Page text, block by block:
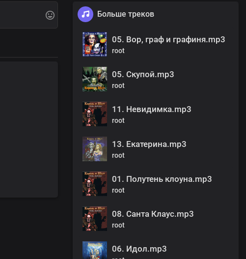
Больше треков
05. Вор, граф и графиня.mp3
root
05. Скупой.mp3
root
11. Невидимка.mp3
root
13. Екатерина.mp3
root
01. Полутень клоуна.mp3
root
08. Санта Клаус.mp3
root
06. Идол.mp3